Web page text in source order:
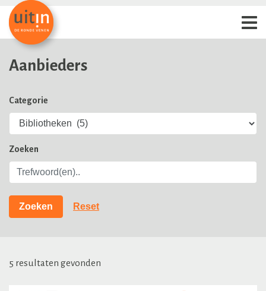
Aanbieders
Categorie
Zoeken
5 resultaten gevonden